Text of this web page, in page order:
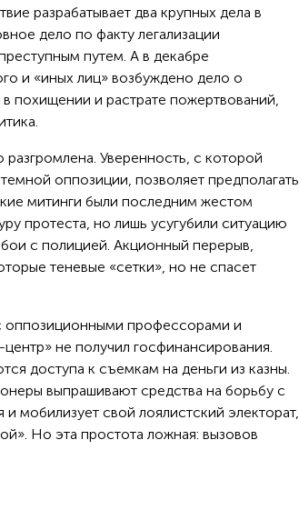
разрабатывает два крупных дела в
дело по факту легализации
путем. А в декабре
и «иных лиц» возбуждено дело о
и растрате пожертвований,
Уверенность, с которой
оппозиции, позволяет предполагать,
митинги были последним жестом
протеста, но лишь усугубили ситуацию
с полицией. Акционный перерыв,
теневые «сетки», но не спасет
оппозиционными профессорами и
не получил госфинансирования.
доступа к съемкам на деньги из казны.
выпрашивают средства на борьбу с
мобилизует свой лоялистский электорат,
Но эта простота ложная: вызовов